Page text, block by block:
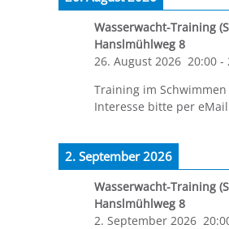
Wasserwacht-Training
Hanslmühlweg 8
26. August 2026 20:00 -
Training im
Interesse bitte per
2. September 2026
Wasserwacht-Training
Hanslmühlweg 8
2. September 2026